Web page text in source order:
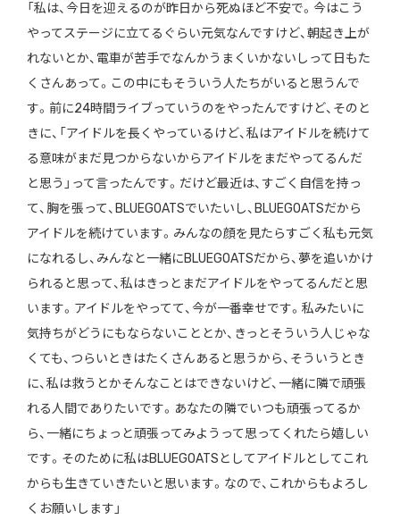
「私は、今日を迎えるのが昨日から死ぬほど不安で。今はこう
やってステージに立てるぐらい元気なんですけど、朝起き上が
れないとか、電車が苦手でなんかうまくいかないしって日もた
くさんあって。この中にもそういう人たちがいると思うんで
す。前に24時間ライブっていうのをやったんですけど、そのと
きに、「アイドルを長くやっているけど、私はアイドルを続けて
る意味がまだ見つからないからアイドルをまだやってるんだ
と思う」って言ったんです。だけど最近は、すごく自信を持っ
て、胸を張って、BLUEGOATSでいたいし、BLUEGOATSだから
アイドルを続けています。みんなの顔を見たらすごく私も元気
になれるし、みんなと一緒にBLUEGOATSだから、夢を追いかけ
られると思って、私はきっとまだアイドルをやってるんだと思
います。アイドルをやってて、今が一番幸せです。私みたいに
気持ちがどうにもならないこととか、きっとそういう人じゃな
くても、つらいときはたくさんあると思うから、そういうとき
に、私は救うとかそんなことはできないけど、一緒に隣で頑張
れる人間でありたいです。あなたの隣でいつも頑張ってるか
ら、一緒にちょっと頑張ってみようって思ってくれたら嬉しい
です。そのために私はBLUEGOATSとしてアイドルとしてこれ
からも生きていきたいと思います。なので、これからもよろし
くお願いします」